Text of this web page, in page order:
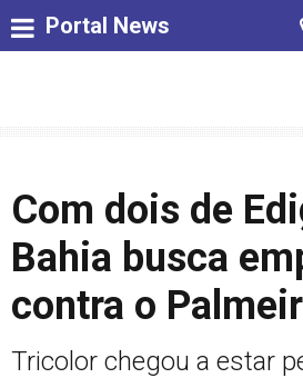
Portal News
Com dois de
Bahia busca
contra o
Tricolor chegou a estar